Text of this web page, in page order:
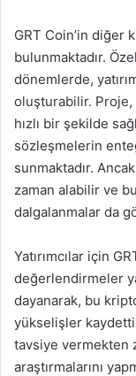
GRT Coin’in diğer
bulunmaktadır.
dönemlerde,
oluşturabilir. Proje,
hızlı bir şekilde
sözleşmelerin
sunmaktadır.
zaman alabilir ve
dalgalanmalar da
Yatırımcılar için
değerlendirmeler
dayanarak, bu
yükselişler
tavsiye vermekten
araştırmalarını